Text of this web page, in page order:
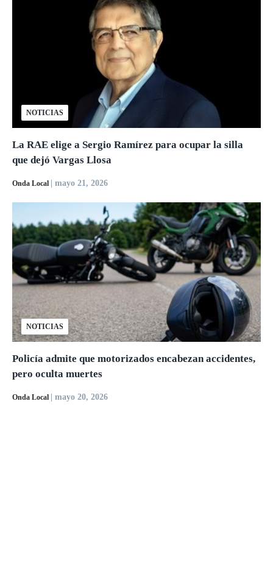
NOTICIAS
La RAE elige a Sergio Ramírez para ocupar la silla
que dejó Vargas Llosa
Onda Local | mayo 21, 2026
NOTICIAS
Policía admite que motorizados encabezan accidentes,
pero oculta muertes
Onda Local | mayo 20, 2026